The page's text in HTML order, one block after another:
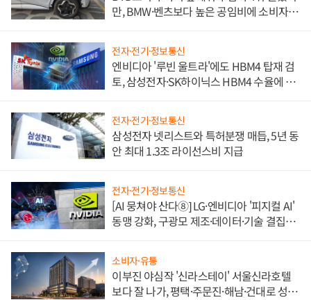
만, BMW·벤츠보다 높은 공임비에 소비자
전자·전기·정보통신
엔비디아 '루빈 울트라'에도 HBM4 탑재 검
토, 삼성전자·SK하이닉스 HBM4 수율에 주
전자·전기·정보통신
삼성전자 넷리스트와 특허분쟁 매듭, 5년 동
안 최대 1.3조 라이선스비 지급
전자·전기·정보통신
[AI 뭉쳐야 산다⑧] LG·엔비디아 '피지컬 AI'
동맹 강화, 구광모 제조·데이터·기술 결집
소비자·유통
이부진 야심작 '신라스테이' 서울신라호텔
보다 잘 나가, 평택·주문진·해남·건대로 성